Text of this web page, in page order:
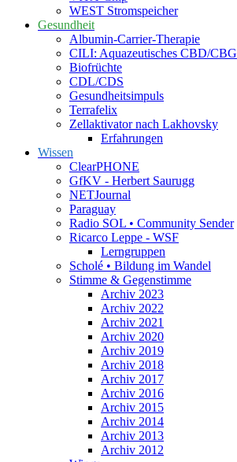
WEST Stromspeicher
Gesundheit
Albumin-Carrier-Therapie
CILI: Aquazeutisches CBD/CBG
Biofrüchte
CDL/CDS
Gesundheitsimpuls
Terrafelix
Zellaktivator nach Lakhovsky
Erfahrungen
Wissen
ClearPHONE
GfKV - Herbert Saurugg
NETJournal
Paraguay
Radio SOL • Community Sender
Ricarco Leppe - WSF
Lerngruppen
Scholé • Bildung im Wandel
Stimme & Gegenstimme
Archiv 2023
Archiv 2022
Archiv 2021
Archiv 2020
Archiv 2019
Archiv 2018
Archiv 2017
Archiv 2016
Archiv 2015
Archiv 2014
Archiv 2013
Archiv 2012